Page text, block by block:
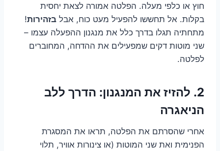
חוץ או כלפי מעלה. הפלטה אמורה לצאת יחסית
בקלות. אל תחששו להפעיל מעט כוח, אבל בזהירות!
מתחתיה תגלו בדרך כלל את מנגנון ההפעלה עצמו –
שני מוטות דקים שמפעילים את ההדחה, המחוברים
לפלטה.
2. להזיז את המנגנון: הדרך ללב
הניאגרה
אחרי שהסרתם את הפלטה, תראו את המסגרת
הפנימית ואת שני המוטות (או צינורות אוויר, תלוי